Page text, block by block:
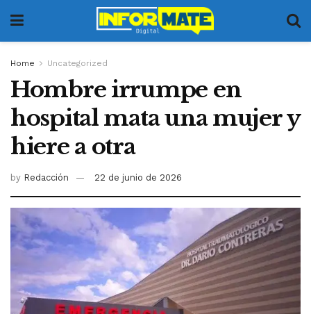
Home Uncategorized
Hombre irrumpe en
hospital mata una mujer y
hiere a otra
by Redacción 22 de junio de 2026